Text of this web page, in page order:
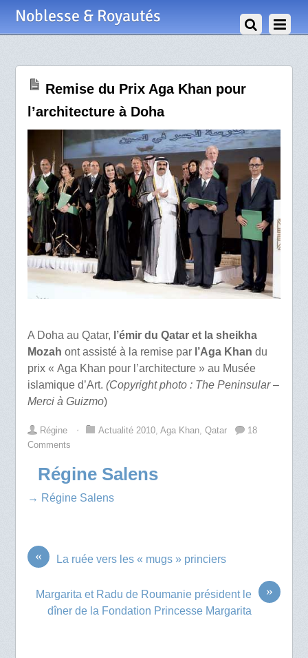
Noblesse & Royautés
Remise du Prix Aga Khan pour
l’architecture à Doha
A Doha au Qatar, l’émir du Qatar et la sheikha
Mozah ont assisté à la remise par l’Aga Khan du
prix « Aga Khan pour l’architecture » au Musée
islamique d’Art. (Copyright photo : The Peninsular –
Merci à Guizmo)
Régine ⋅ Actualité 2010, Aga Khan, Qatar
18
Comments
Régine Salens
→ Régine Salens
« La ruée vers les « mugs » princiers
»
Margarita et Radu de Roumanie président le
dîner de la Fondation Princesse Margarita